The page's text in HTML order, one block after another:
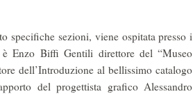
specifiche sezioni, viene ospitata presso i
Enzo Biffi Gentili direttore del “Museo
dell’Introduzione al bellissimo catalogo
del progettista grafico Alessandro